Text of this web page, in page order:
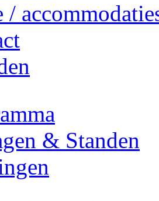
/
& Standen